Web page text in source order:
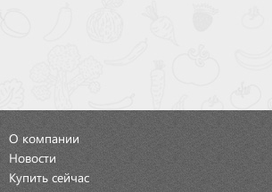
О компании
Новости
Купить сейчас